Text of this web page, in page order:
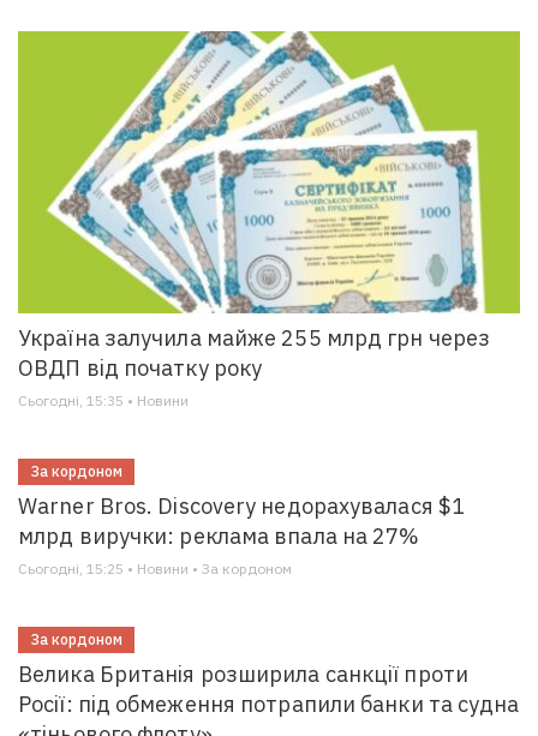
Україна залучила майже 255 млрд грн через
ОВДП від початку року
Сьогодні, 15:35 • Новини
За кордоном
Warner Bros. Discovery недорахувалася $1
млрд виручки: реклама впала на 27%
Сьогодні, 15:25 • Новини • За кордоном
За кордоном
Велика Британія розширила санкції проти
Росії: під обмеження потрапили банки та судна